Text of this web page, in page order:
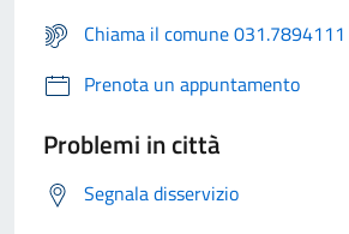
Chiama il comune 031.7894111
Prenota un appuntamento
Problemi in città
Segnala disservizio